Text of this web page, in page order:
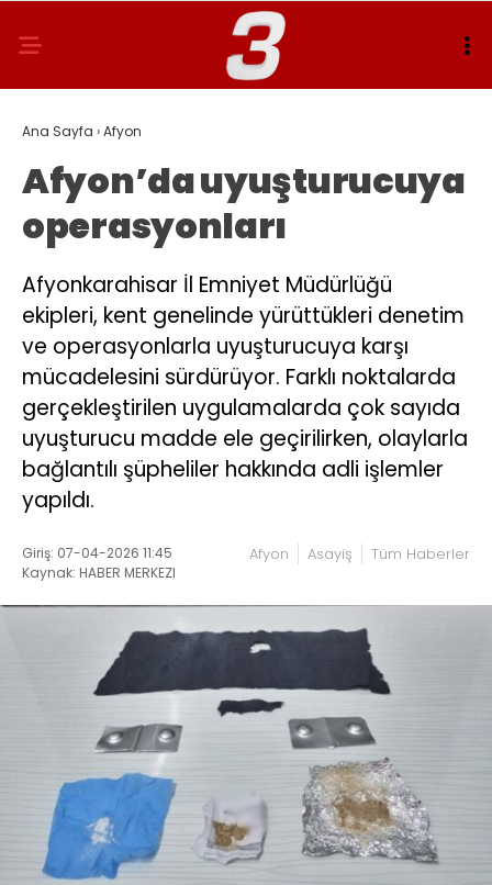
Ana Sayfa ›Afyon
Afyon’da uyuşturucuya
operasyonları
Afyonkarahisar İl Emniyet Müdürlüğü
ekipleri, kent genelinde yürüttükleri denetim
ve operasyonlarla uyuşturucuya karşı
mücadelesini sürdürüyor. Farklı noktalarda
gerçekleştirilen uygulamalarda çok sayıda
uyuşturucu madde ele geçirilirken, olaylarla
bağlantılı şüpheliler hakkında adli işlemler
yapıldı.
Giriş: 07-04-2026 11:45
Kaynak: HABER MERKEZI
Afyon Asayiş Tüm Haberler